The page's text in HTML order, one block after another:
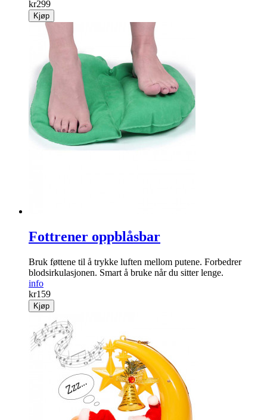
kr299
Kjøp
Fottrener oppblåsbar
Bruk føttene til å trykke luften mellom putene. Forbedrer
blodsirkulasjonen. Smart å bruke når du sitter lenge.
info
kr159
Kjøp